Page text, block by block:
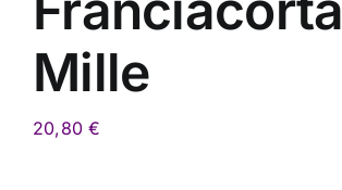
Mille
20,80€